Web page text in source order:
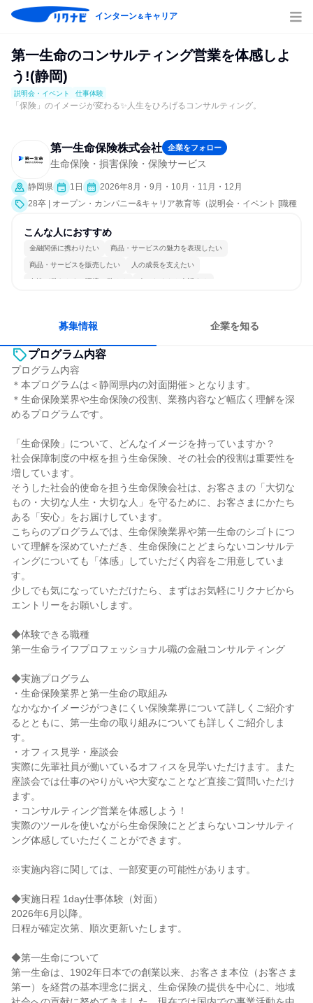
インターン＆キャリア
第一生命のコンサルティング営業を体感しよ
う!(静岡)
説明会・イベント 仕事体験
「保険」のイメージが変わる✨人生をひろげるコンサルティング。
第一生命保険株式会社 企業をフォロー
生命保険・損害保険・保険サービス
静岡県 1日
2026年8月・9月・10月・11月・12月
28卒 | オープン・カンパニー&キャリア教育等（説明会・イベント [職種
こんな人におすすめ
金融関係に携わりたい 商品・サービスの魅力を表現したい
商品・サービスを販売したい 人の成長を支えたい
女性が働きやすい環境で働ける 人とたくさん会話する
募集情報 企業を知る
プログラム内容
プログラム内容
＊本プログラムは＜静岡県内の対面開催＞となります。
＊生命保険業界や生命保険の役割、業務内容など幅広く理解を深
めるプログラムです。
「生命保険」について、どんなイメージを持っていますか？
社会保障制度の中枢を担う生命保険、その社会的役割は重要性を
増しています。
そうした社会的使命を担う生命保険会社は、お客さまの「大切な
もの・大切な人生・大切な人」を守るために、お客さまにかたち
ある「安心」をお届けしています。
こちらのプログラムでは、生命保険業界や第一生命のシゴトにつ
いて理解を深めていただき、生命保険にとどまらないコンサルテ
ィングについても「体感」していただく内容をご用意していま
す。
少しでも気になっていただけたら、まずはお気軽にリクナビから
エントリーをお願いします。
◆体験できる職種
第一生命ライフプロフェッショナル職の金融コンサルティング
◆実施プログラム
・生命保険業界と第一生命の取組み
なかなかイメージがつきにくい保険業界について詳しくご紹介す
るとともに、第一生命の取り組みについても詳しくご紹介しま
す。
・オフィス見学・座談会
実際に先輩社員が働いているオフィスを見学いただけます。また
座談会では仕事のやりがいや大変なことなど直接ご質問いただけ
ます。
・コンサルティング営業を体感しよう！
実際のツールを使いながら生命保険にとどまらないコンサルティ
ング体感していただくことができます。
※実施内容に関しては、一部変更の可能性があります。
◆実施日程 1day仕事体験（対面）
2026年6月以降。
日程が確定次第、順次更新いたします。
◆第一生命について
第一生命は、1902年日本での創業以来、お客さま本位（お客さま
第一）を経営の基本理念に据え、生命保険の提供を中心に、地域